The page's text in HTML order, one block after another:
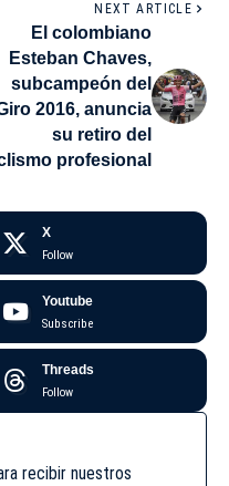
NEXT ARTICLE
El colombiano
Esteban Chaves,
subcampeón del
2016, anuncia
su retiro del
profesional
X
Follow
Youtube
Subscribe
Threads
Follow
recibir nuestros